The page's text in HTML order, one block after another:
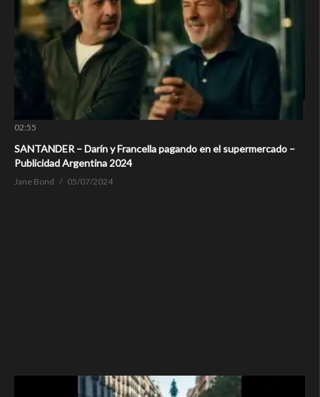
02:55
SANTANDER – Darín y Francella pagando en el supermercado –
Publicidad Argentina 2024
Jane Bond 05/07/2024